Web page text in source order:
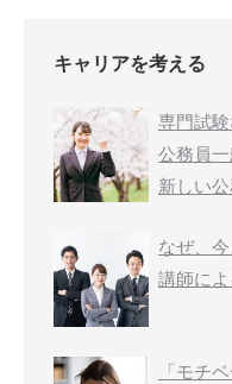
キャリアを考える
専門試
公務員
新しい
なぜ、
講師に
「モチ